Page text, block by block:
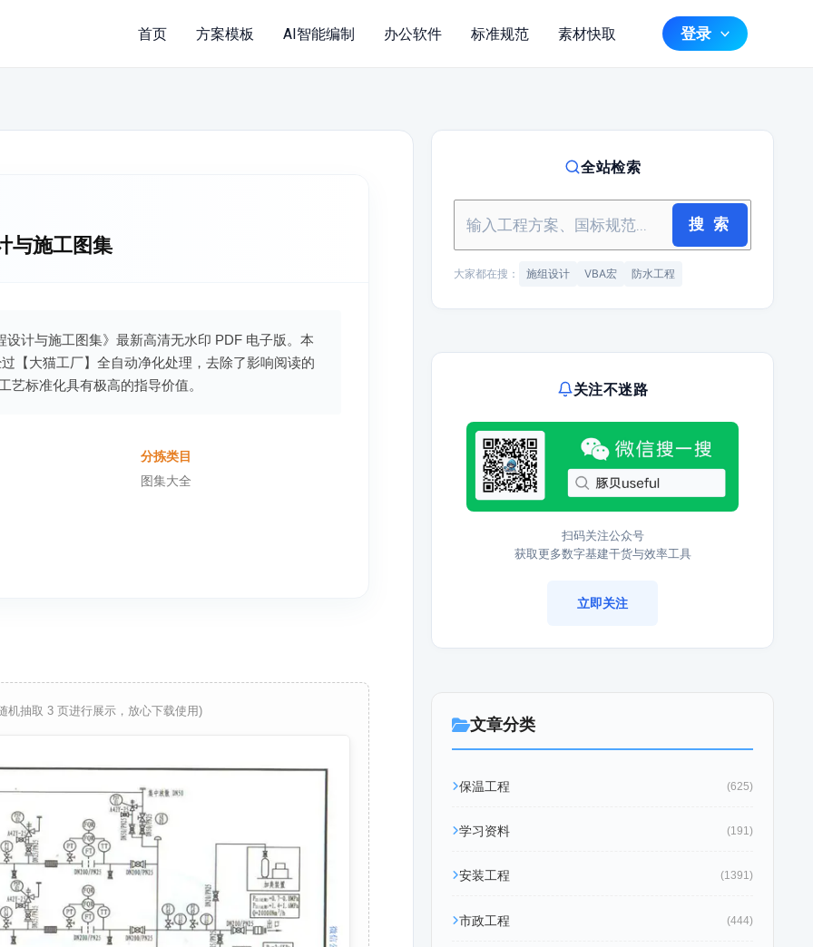
首页 方案模板 AI智能编制 办公软件 标准规范 素材快取 登录
与施工图集
设计与施工图集》最新高清无水印 PDF 电子版。本
【大猫工厂】全自动净化处理，去除了影响阅读的
艺标准化具有极高的指导价值。
分拣类目
图集大全
机抽取 3 页进行展示，放心下载使用)
全站检索
搜 索
大家都在搜： 施组设计 VBA宏 防水工程
关注不迷路
扫码关注公众号
获取更多数字基建干货与效率工具
立即关注
文章分类
保温工程 (625)
学习资料 (191)
安装工程 (1391)
市政工程 (444)